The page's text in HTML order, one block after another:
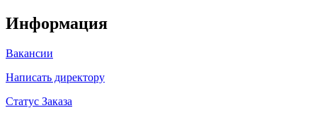
Информация
Вакансии
Написать директору
Статус Заказа